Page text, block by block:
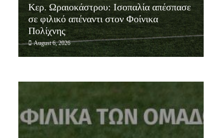
Κερ. Ωραιοκάστρου: Ισοπαλία απέσπασε
σε φιλικό απέναντι στον Φοίνικα
Πολίχνης
August 6, 2026